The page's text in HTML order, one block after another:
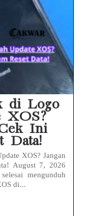
di Logo
XOS?
Ini
Data!
XOS? Jangan
August 7, 2026
mengunduh
di...